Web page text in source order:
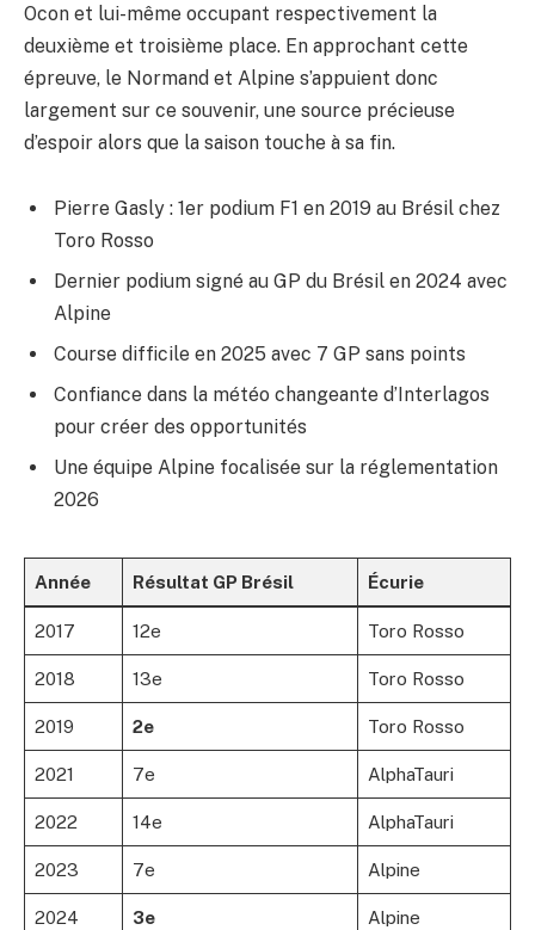
Ocon et lui-même occupant respectivement la
deuxième et troisième place. En approchant cette
épreuve, le Normand et Alpine s’appuient donc
largement sur ce souvenir, une source précieuse
d’espoir alors que la saison touche à sa fin.
Pierre Gasly : 1er podium F1 en 2019 au Brésil chez
Toro Rosso
Dernier podium signé au GP du Brésil en 2024 avec
Alpine
Course difficile en 2025 avec 7 GP sans points
Confiance dans la météo changeante d’Interlagos
pour créer des opportunités
Une équipe Alpine focalisée sur la réglementation
2026
Année Résultat GP Brésil Écurie
2017 12e Toro Rosso
2018 13e Toro Rosso
2019 2e Toro Rosso
2021 7e AlphaTauri
2022 14e AlphaTauri
2023 7e Alpine
2024 3e Alpine